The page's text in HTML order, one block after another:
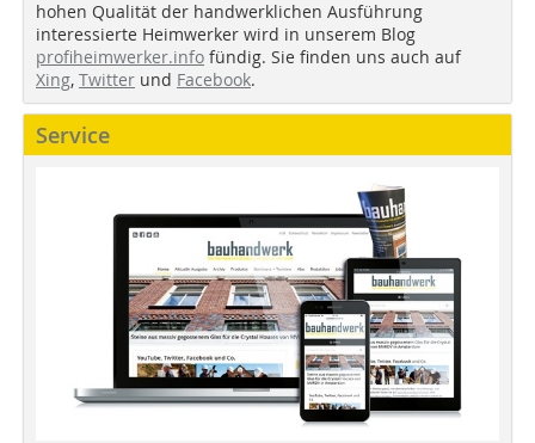
hohen Qualität der handwerklichen Ausführung
interessierte Heimwerker wird in unserem Blog
profiheimwerker.info fündig. Sie finden uns auch auf
Xing, Twitter und Facebook.
Service